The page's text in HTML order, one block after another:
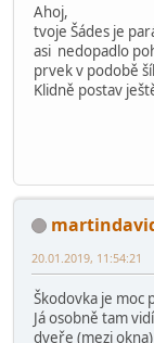
Ahoj,
tvoje Šádes je
asi nedopadlo
prvek v podobě
Klidně postav
20.01.2019, 11:54:21
Škodovka je moc
Já osobně tam
dveře (mezi okna)